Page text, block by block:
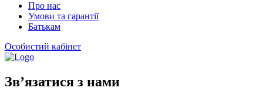
Про нас
Умови та гарантії
Батькам
Особистий кабінет
Зв’язатися з нами